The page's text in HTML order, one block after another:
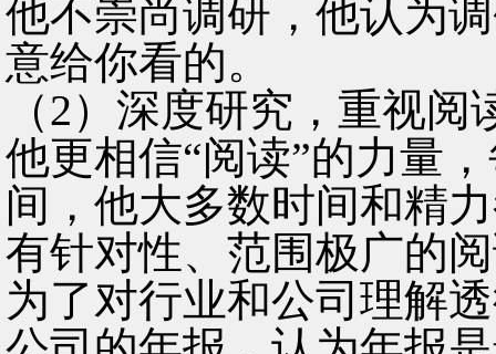
他不崇尚调研，他认为
意给你看的。
（2）深度研究，重视阅
他更相信“阅读”的力量
间，他大多数时间和精
有针对性、范围极广的
为了对行业和公司理解